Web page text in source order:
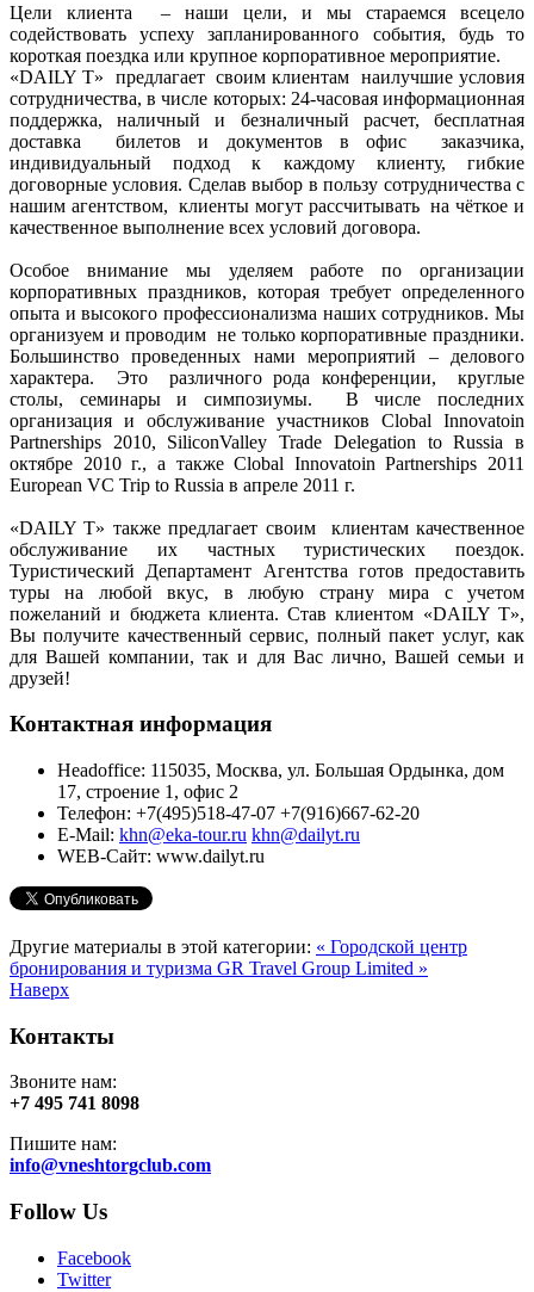
Цели клиента – наши цели, и мы стараемся всецело
содействовать успеху запланированного события, будь то
короткая поездка или крупное корпоративное мероприятие.
«DAILY T» предлагает своим клиентам наилучшие условия
сотрудничества, в числе которых: 24-часовая информационная
поддержка, наличный и безналичный расчет, бесплатная
доставка билетов и документов в офис заказчика,
индивидуальный подход к каждому клиенту, гибкие
договорные условия. Сделав выбор в пользу сотрудничества с
нашим агентством, клиенты могут рассчитывать на чёткое и
качественное выполнение всех условий договора.
Особое внимание мы уделяем работе по организации
корпоративных праздников, которая требует определенного
опыта и высокого профессионализма наших сотрудников. Мы
организуем и проводим не только корпоративные праздники.
Большинство проведенных нами мероприятий – делового
характера. Это различного рода конференции, круглые
столы, семинары и симпозиумы. В числе последних
организация и обслуживание участников Clobal Innovatoin
Partnerships 2010, SiliconValley Trade Delegation to Russia в
октябре 2010 г., а также Clobal Innovatoin Partnerships 2011
European VC Trip to Russia в апреле 2011 г.
«DAILY T» также предлагает своим клиентам качественное
обслуживание их частных туристических поездок.
Туристический Департамент Агентства готов предоставить
туры на любой вкус, в любую страну мира с учетом
пожеланий и бюджета клиента. Став клиентом «DAILY T»,
Вы получите качественный сервис, полный пакет услуг, как
для Вашей компании, так и для Вас лично, Вашей семьи и
друзей!
Контактная информация
Headoffice: 115035, Москва, ул. Большая Ордынка, дом
17, строение 1, офис 2
Телефон: +7(495)518-47-07 +7(916)667-62-20
E-Mail: khn@eka-tour.ru khn@dailyt.ru
WEB-Сайт: www.dailyt.ru
Другие материалы в этой категории: « Городской центр
бронирования и туризма GR Travel Group Limited »
Наверх
Контакты
Звоните нам:
+7 495 741 8098
Пишите нам:
info@vneshtorgclub.com
Follow Us
Facebook
Twitter